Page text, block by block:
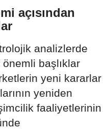
açısından
analizlerde
başlıklar
yeni kararlar
yeniden
faaliyetlerinin